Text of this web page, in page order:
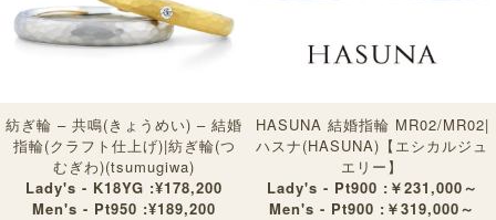
紡ぎ輪 – 共鳴(きょうめい) – 結婚
指輪(クラフト仕上げ)|紡ぎ輪(つ
むぎわ)(tsumugiwa)
Lady's - K18YG :¥178,200
Men's - Pt950 :¥189,200
HASUNA 結婚指輪 MR02/MR02|
ハスナ(HASUNA)【エシカルジュ
エリー】
Lady's - Pt900 :￥231,000～
Men's - Pt900 :￥319,000～